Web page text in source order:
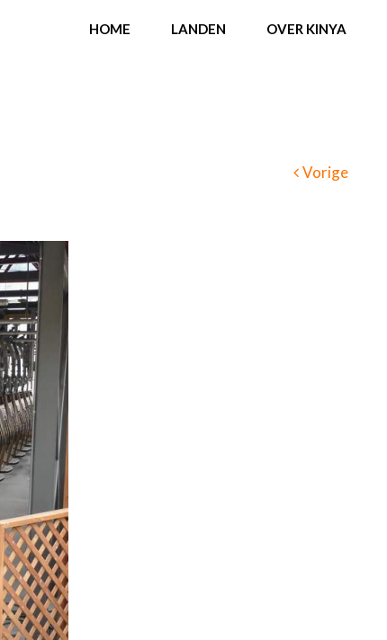
HOME LANDEN OVER KINYA
Vorige